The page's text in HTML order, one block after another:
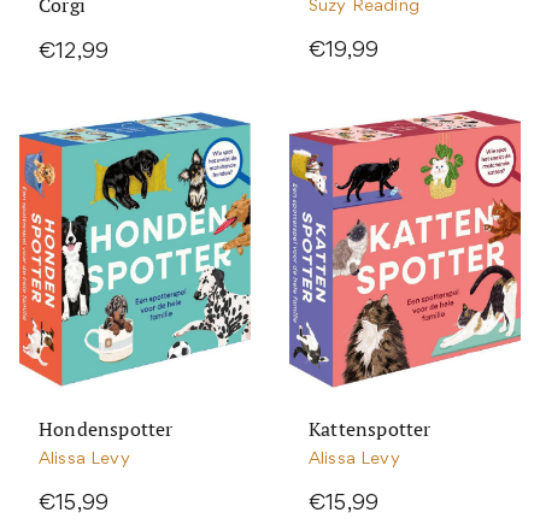
€12,99
Suzy Reading
€19,99
Hondenspotter
Alissa Levy
€15,99
Kattenspotter
Alissa Levy
€15,99